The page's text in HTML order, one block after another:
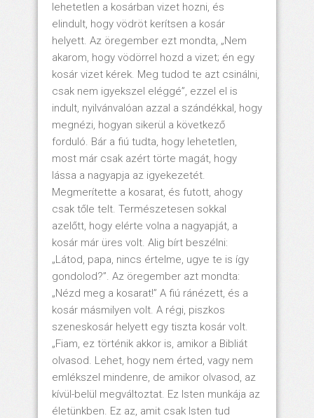
lehetetlen a kosárban vizet hozni, és
elindult, hogy vödröt kerítsen a kosár
helyett. Az öregember ezt mondta, „Nem
akarom, hogy vödörrel hozd a vizet; én egy
kosár vizet kérek. Meg tudod te azt csinálni,
csak nem igyekszel eléggé”, ezzel el is
indult, nyilvánvalóan azzal a szándékkal, hogy
megnézi, hogyan sikerül a következő
forduló. Bár a fiú tudta, hogy lehetetlen,
most már csak azért törte magát, hogy
lássa a nagyapja az igyekezetét.
Megmerítette a kosarat, és futott, ahogy
csak tőle telt. Természetesen sokkal
azelőtt, hogy elérte volna a nagyapját, a
kosár már üres volt. Alig bírt beszélni:
„Látod, papa, nincs értelme, ugye te is így
gondolod?”. Az öregember azt mondta:
„Nézd meg a kosarat!” A fiú ránézett, és a
kosár másmilyen volt. A régi, piszkos
szeneskosár helyett egy tiszta kosár volt.
„Fiam, ez történik akkor is, amikor a Bibliát
olvasod. Lehet, hogy nem érted, vagy nem
emlékszel mindenre, de amikor olvasod, az
kívül-belül megváltoztat. Ez Isten munkája az
életünkben. Ez az, amit csak Isten tud